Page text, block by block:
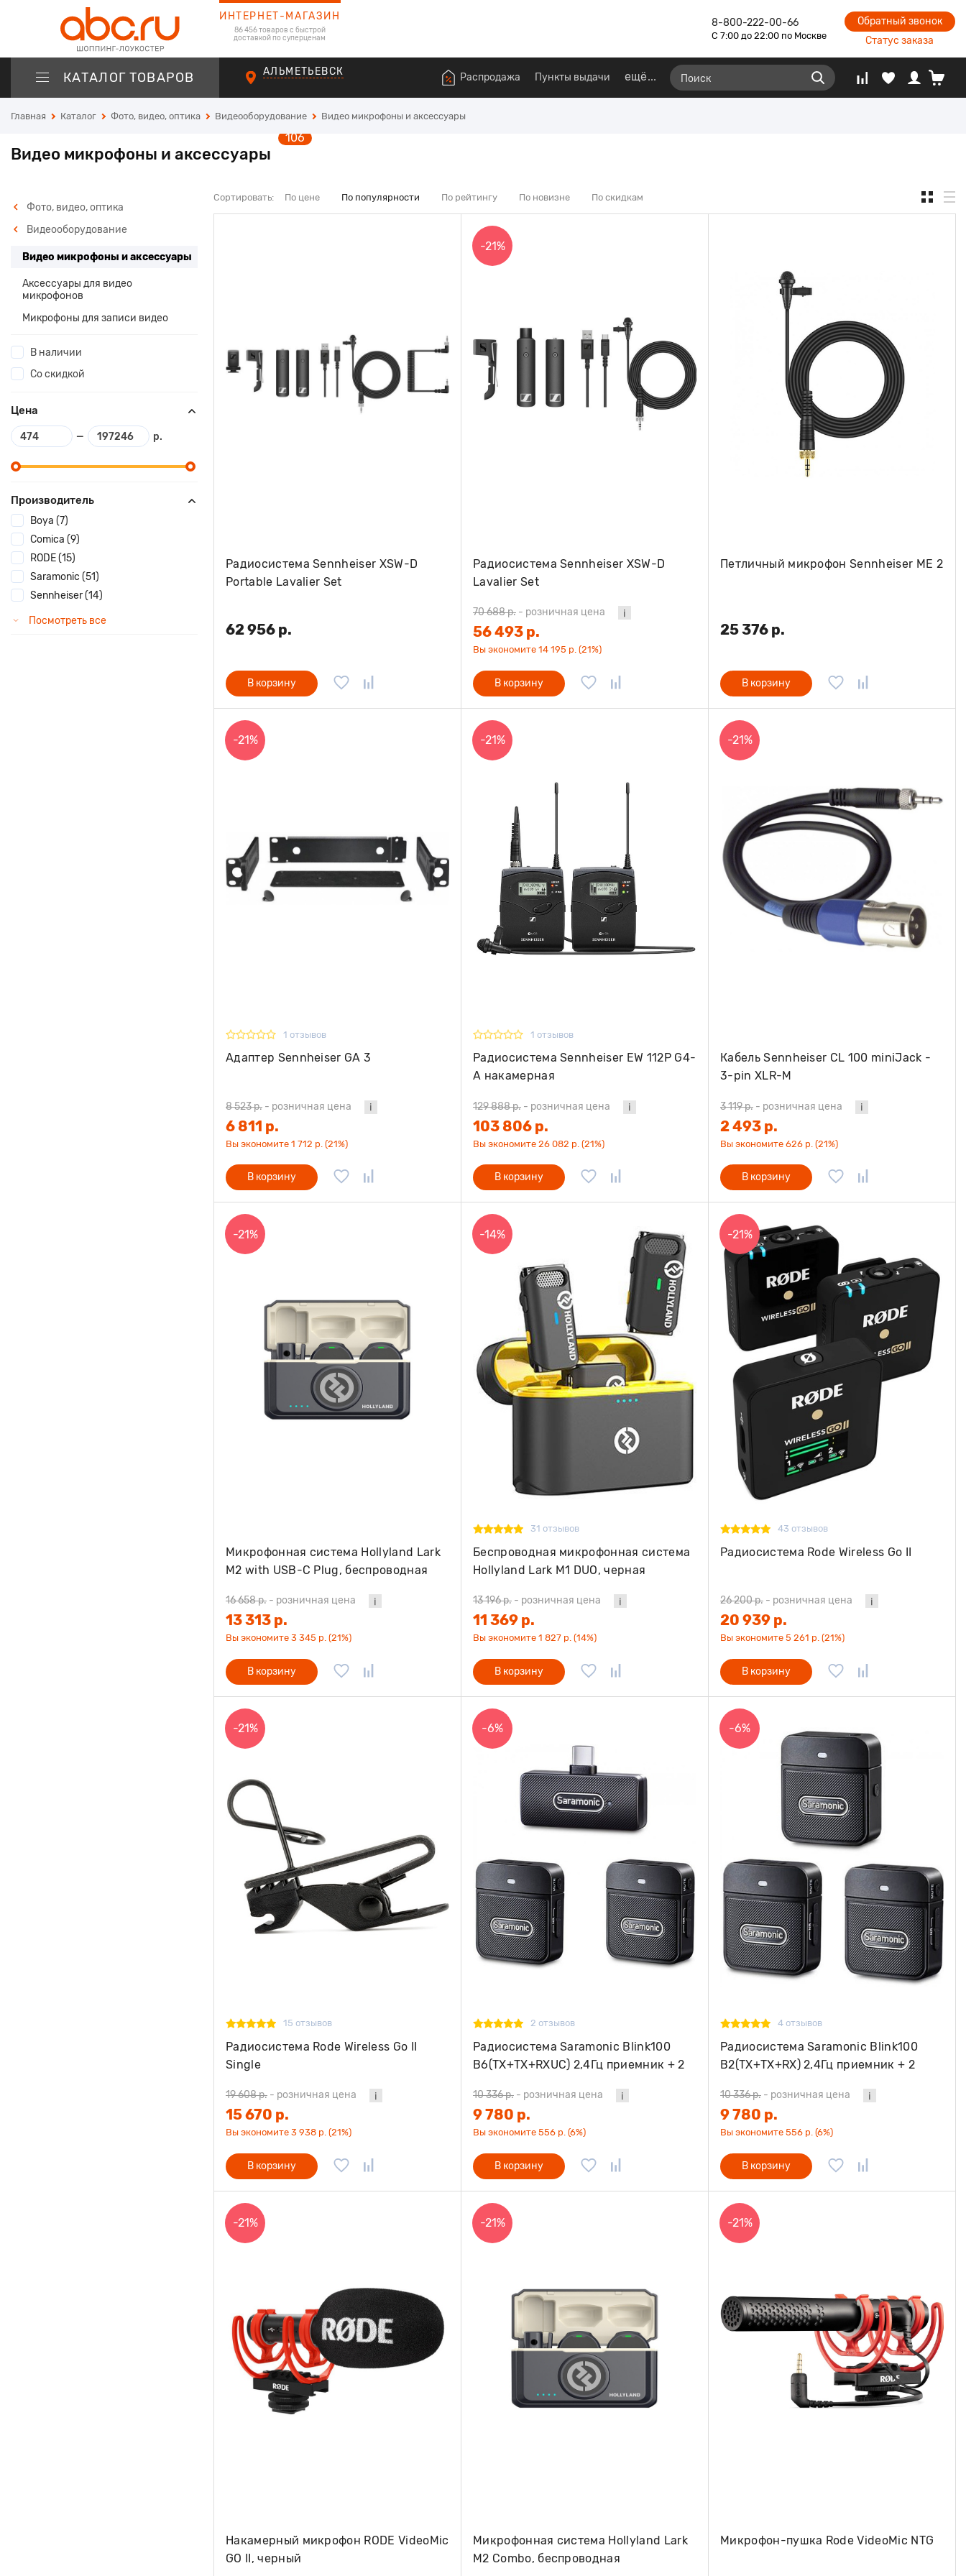
ИНТЕРНЕТ-МАГАЗИН
86 456 товаров с быстрой
доставкой по суперценам
8-800-222-00-66
С 7:00 до 22:00 по Москве
Обратный звонок
Статус заказа
КАТАЛОГ ТОВАРОВ АЛЬМЕТЬЕВСК Распродажа Пункты выдачи ещё
Главная Каталог Фото, видео, оптика Видеооборудование Видео микрофоны и аксессуары
Видео микрофоны и аксессуары
106
Фото, видео, оптика
Видеооборудование
Видео микрофоны и аксессуары
Аксессуары для видео
микрофонов
Микрофоны для записи видео
В наличии
Со скидкой
Цена
— р.
Производитель
Boya (7)
Comica (9)
RODE (15)
Saramonic (51)
Sennheiser (14)
Посмотреть все
Сортировать: По цене По популярности По рейтингу По новизне По скидкам
Радиосистема Sennheiser XSW-D
Portable Lavalier Set
62 956 р.
В корзину
-21%
Радиосистема Sennheiser XSW-D
Lavalier Set
70 688 р. - розничная цена
56 493 р.
Вы экономите 14 195 р. (21%)
В корзину
Петличный микрофон Sennheiser ME 2
25 376 р.
В корзину
-21%
1 отзывов
Адаптер Sennheiser GA 3
8 523 р. - розничная цена
6 811 р.
Вы экономите 1 712 р. (21%)
В корзину
-21%
1 отзывов
Радиосистема Sennheiser EW 112P G4-
A накамерная
129 888 р. - розничная цена
103 806 р.
Вы экономите 26 082 р. (21%)
В корзину
-21%
Кабель Sennheiser CL 100 miniJack -
3-pin XLR-M
3 119 р. - розничная цена
2 493 р.
Вы экономите 626 р. (21%)
В корзину
-21%
Микрофонная система Hollyland Lark
M2 with USB-C Plug, беспроводная
16 658 р. - розничная цена
13 313 р.
Вы экономите 3 345 р. (21%)
В корзину
-14%
31 отзывов
Беспроводная микрофонная система
Hollyland Lark M1 DUO, черная
13 196 р. - розничная цена
11 369 р.
Вы экономите 1 827 р. (14%)
В корзину
-21%
43 отзывов
Радиосистема Rode Wireless Go II
26 200 р. - розничная цена
20 939 р.
Вы экономите 5 261 р. (21%)
В корзину
-21%
15 отзывов
Радиосистема Rode Wireless Go II
Single
19 608 р. - розничная цена
15 670 р.
Вы экономите 3 938 р. (21%)
В корзину
-6%
2 отзывов
Радиосистема Saramonic Blink100
B6(TX+TX+RXUC) 2,4Гц приемник + 2
10 336 р. - розничная цена
9 780 р.
Вы экономите 556 р. (6%)
В корзину
-6%
4 отзывов
Радиосистема Saramonic Blink100
B2(TX+TX+RX) 2,4Гц приемник + 2
10 336 р. - розничная цена
9 780 р.
Вы экономите 556 р. (6%)
В корзину
-21%
Накамерный микрофон RODE VideoMic
GO II, черный
-21%
Микрофонная система Hollyland Lark
M2 Combo, беспроводная
-21%
Микрофон-пушка Rode VideoMic NTG